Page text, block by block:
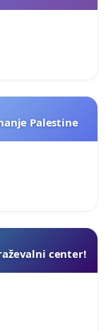
Palestine
center!